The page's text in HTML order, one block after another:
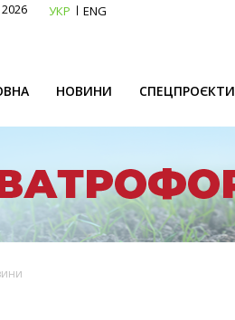
УКР ENG
НОВИНИ СПЕЦПРОЄКТИ